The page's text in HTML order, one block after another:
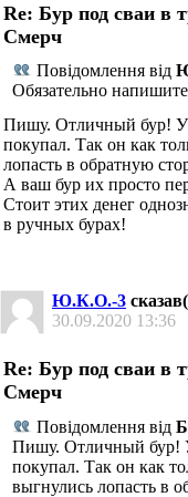
Re: Бур под сваи в
Смерч
Повідомлення від
Обязательно
Пишу. Отличный бур! У
покупал. Так он как
лопасть в обратную
А ваш бур их просто
Стоит этих денег
в ручных бурах!
Ю.К.О.-3
30.09.2020 13:36
Re: Бур под сваи в
Смерч
Повідомлення від
Пишу. Отличный бур!
покупал. Так он как
выгнулись лопасть в